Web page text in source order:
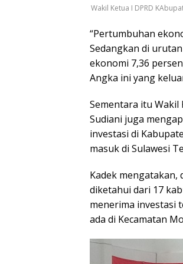
Wakil Ketua I DPRD
“Pertumbuhan
Sedangkan di
ekonomi 7,36
Angka ini yang
Sementara itu Wakil
Sudiani juga
investasi di
masuk di Sulawesi
Kadek mengatakan,
diketahui dari 17
menerima investasi
ada di Kecamatan